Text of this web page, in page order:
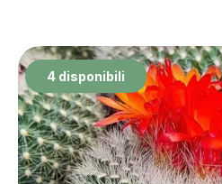
4 disponibili